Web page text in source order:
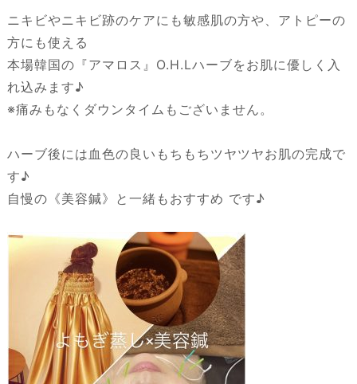
ニキビやニキビ跡のケアにも敏感肌の方や、アトピーの
方にも使える
本場韓国の『アマロス』O.H.Lハーブをお肌に優しく入
れ込みます♪
※痛みもなくダウンタイムもございません。
ハーブ後には血色の良いもちもちツヤツヤお肌の完成で
す♪
自慢の《美容鍼》と一緒もおすすめ です♪